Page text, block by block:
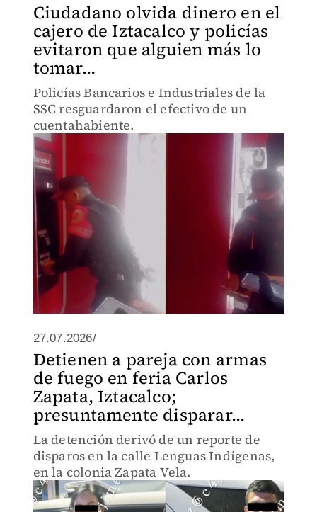
Ciudadano olvida dinero en el
cajero de Iztacalco y policías
evitaron que alguien más lo
tomar...
Policías Bancarios e Industriales de la
SSC resguardaron el efectivo de un
cuentahabiente.
27.07.2026/
Detienen a pareja con armas
de fuego en feria Carlos
Zapata, Iztacalco;
presuntamente disparar...
La detención derivó de un reporte de
disparos en la calle Lenguas Indígenas,
en la colonia Zapata Vela.